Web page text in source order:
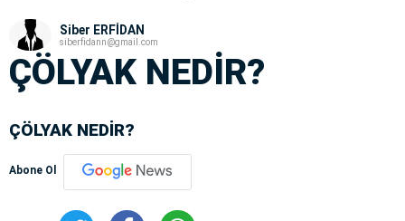
Siber ERFİDAN
siberfidann@gmail.com
ÇÖLYAK NEDİR?
ÇÖLYAK NEDİR?
Abone Ol